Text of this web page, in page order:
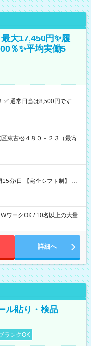
大17,450円✨履
％✨平均実働5
すが
認定されれば10,000円の日当
通2級資格者の場合10,000円
場合 17,250円 (4)上記勤務
円＝17,450円 -----------
17,450円* ---------------------
やリーダー手当を取得する
東古松４８０－２３（最寄
分/日 【完全シフト制】 例
13:00~16:00（早上がりでも
勤なら日当1.25倍！！）
ワークOK / 10名以上の大量
詳細へ
ル貼り・検品
ランクOK